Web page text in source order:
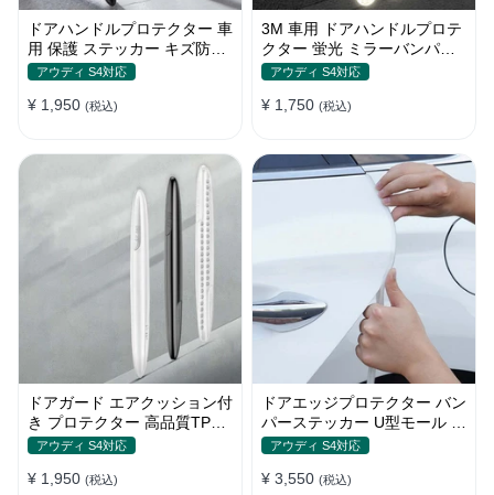
ドアハンドルプロテクター 車
用 保護 ステッカー キズ防止
高品質TPU製 4枚セット
アウディ S4対応
¥ 1,950 (税込)
3M 車用 ドアハンドルプロテ
クター 蛍光 ミラーバンパー
反射ステッカー 保護フィルム
アウディ S4対応
¥ 1,750 (税込)
ドアガード エアクッション付
き プロテクター 高品質TPU
製 キズ防止 取り付け簡単
アウディ S4対応
¥ 1,950 (税込)
ドアエッジプロテクター バン
パーステッカー U型モール キ
ズ防止 取り付け簡単 騒音低
アウディ S4対応
¥ 3,550 (税込)